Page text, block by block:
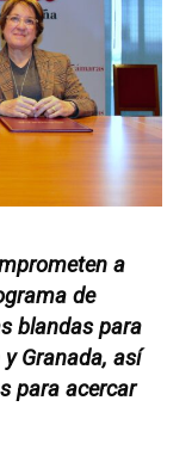
a
de
blandas para
Granada, así
para acercar